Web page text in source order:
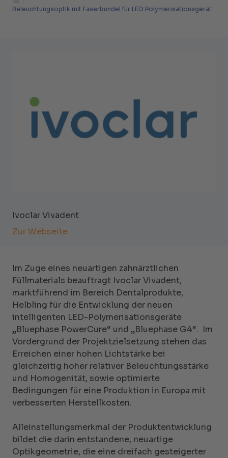
Beleuchtungsoptik mit Faserbündel für LED Polymerisationsgerät
Ivoclar Vivadent
Zur Webseite
Im Zuge eines neuartigen zahnärztlichen
Füllmaterials beauftragt Ivoclar Vivadent,
marktführend im Bereich Dentalprodukte,
Helbling für die Entwicklung der neuen
intelligenten LED-Polymerisationsgeräte
„Bluephase PowerCure“ und „Bluephase G4“. Im
Vordergrund der Projektzielsetzung stehen das
Erreichen einer hohen Lichtstärke bei
gleichzeitig hoher relativer Beleuchtungsstärke
und Homogenität, sowie optimierte
Bedingungen für eine Produktion in Europa mit
verbesserten Herstellkosten.
Alleinstellungsmerkmal der Produktentwicklung
bildet die darin entstandene, neuartige
Optikgeometrie, die eine dreifach gesteigerter